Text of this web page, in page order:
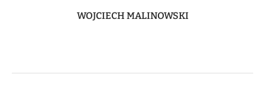
WOJCIECH MALINOWSKI